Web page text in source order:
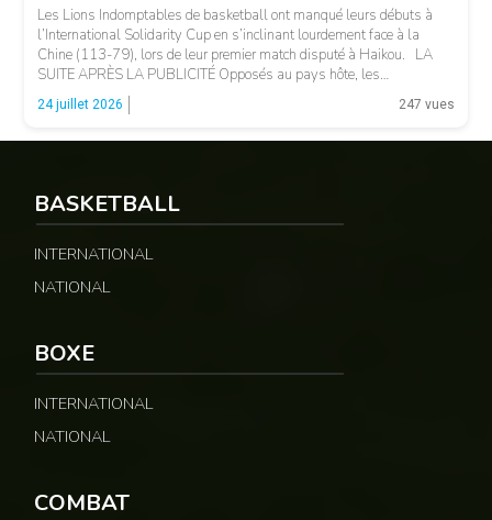
© 237lions.com
Les Lions Indomptables de basketball ont manqué leurs débuts à
l’International Solidarity Cup en s’inclinant lourdement face à la
Chine (113-79), lors de leur premier match disputé à Haikou. LA
SUITE APRÈS LA PUBLICITÉ Opposés au pays hôte, les
Camerounais ont rapidement été mis en difficulté par l’adresse
offensive et l’intensité des Chinois, qui […]
24 juillet 2026 247 vues
BASKETBALL
INTERNATIONAL
NATIONAL
BOXE
INTERNATIONAL
NATIONAL
COMBAT